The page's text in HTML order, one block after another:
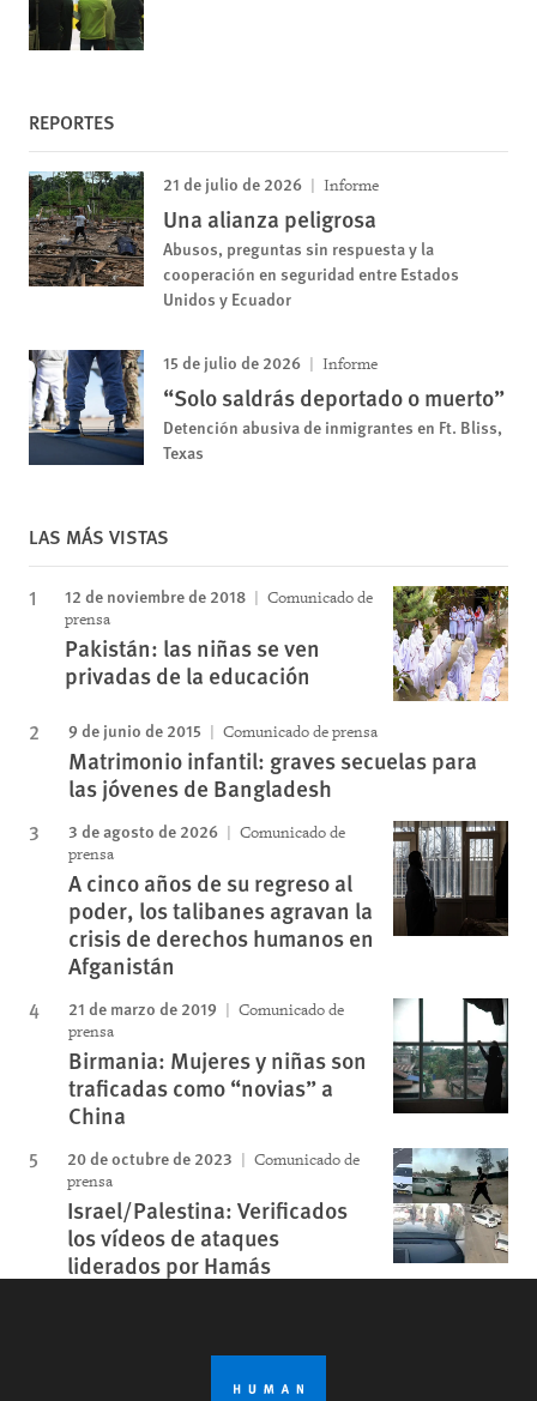
REPORTES
21 de julio de 2026 Informe
Una alianza peligrosa
Abusos, preguntas sin respuesta y la
cooperación en seguridad entre Estados
Unidos y Ecuador
15 de julio de 2026 Informe
“Solo saldrás deportado o muerto”
Detención abusiva de inmigrantes en Ft. Bliss,
Texas
LAS MÁS VISTAS
12 de noviembre de 2018
Comunicado de
prensa
Pakistán: las niñas se ven
privadas de la educación
9 de junio de 2015 Comunicado de prensa
Matrimonio infantil: graves secuelas para
las jóvenes de Bangladesh
3 de agosto de 2026
Comunicado de
prensa
A cinco años de su regreso al
poder, los talibanes agravan la
crisis de derechos humanos en
Afganistán
21 de marzo de 2019
Comunicado de
prensa
Birmania: Mujeres y niñas son
traficadas como “novias” a
China
20 de octubre de 2023
Comunicado de
prensa
Israel/Palestina: Verificados
los vídeos de ataques
liderados por Hamás